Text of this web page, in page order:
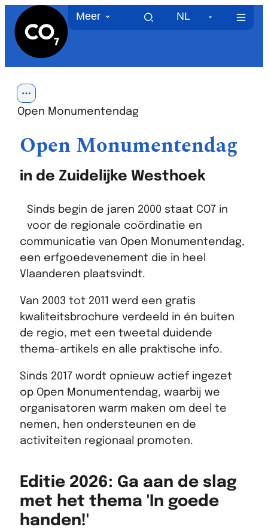
Naar inhoud
CO7 Meer NL
Toon alle broodkruimel items
Open Monumentendag
Open Monumentendag
in de Zuidelijke Westhoek
Sinds begin de jaren 2000 staat CO7 in
voor de regionale coördinatie en
communicatie van Open Monumentendag,
een erfgoedevenement die in heel
Vlaanderen plaatsvindt.
Van 2003 tot 2011 werd een gratis
kwaliteitsbrochure verdeeld in én buiten
de regio, met een tweetal duidende
thema-artikels en alle praktische info.
Sinds 2017 wordt opnieuw actief ingezet
op Open Monumentendag, waarbij we
organisatoren warm maken om deel te
nemen, hen ondersteunen en de
activiteiten regionaal promoten.
Editie 2026: Ga aan de slag
met het thema 'In goede
handen!'